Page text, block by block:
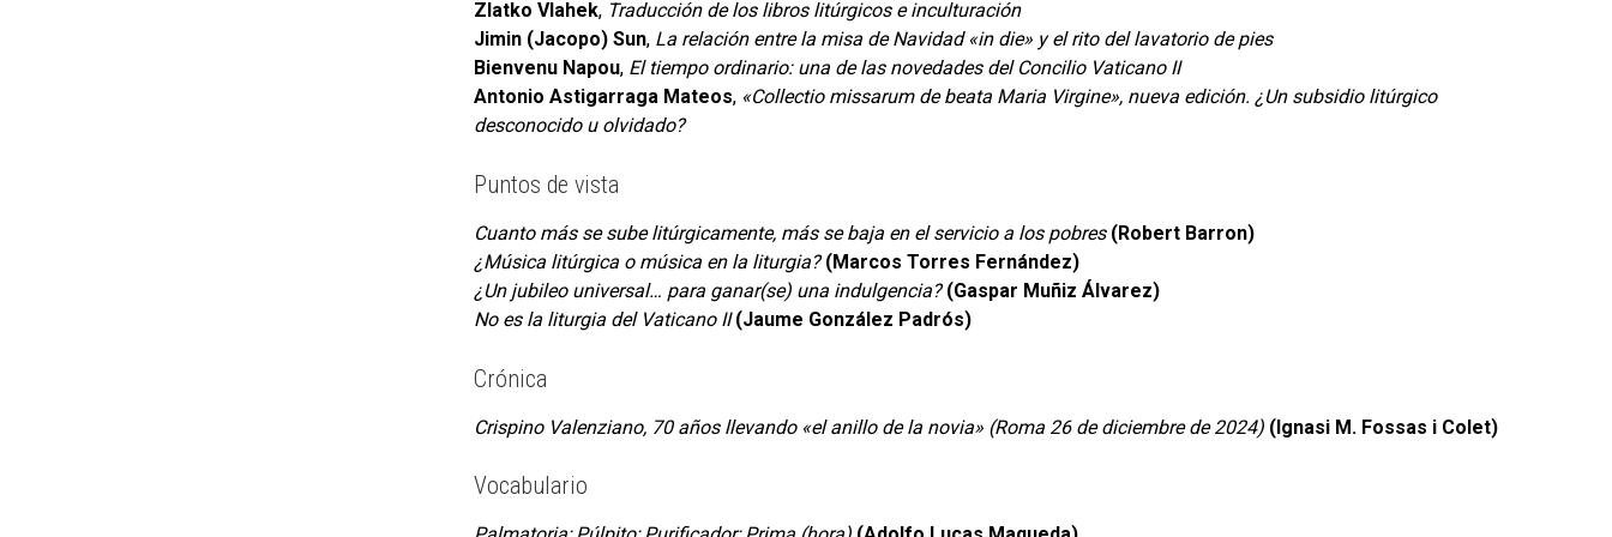
Zlatko Vlahek, Traducción de los libros litúrgicos e inculturación
Jimin (Jacopo) Sun, La relación entre la misa de Navidad «in die» y el rito del lavatorio de pies
Bienvenu Napou, El tiempo ordinario: una de las novedades del Concilio Vaticano II
Antonio Astigarraga Mateos, «Collectio missarum de beata Maria Virgine», nueva edición. ¿Un subsidio litúrgico
desconocido u olvidado?
Puntos de vista
Cuanto más se sube litúrgicamente, más se baja en el servicio a los pobres (Robert Barron)
¿Música litúrgica o música en la liturgia? (Marcos Torres Fernández)
¿Un jubileo universal… para ganar(se) una indulgencia?(Gaspar Muñiz Álvarez)
No es la liturgia del Vaticano II (Jaume González Padrós)
Crónica
Crispino Valenziano, 70 años llevando «el anillo de la novia» (Roma 26 de diciembre de 2024) (Ignasi M. Fossas i Colet)
Vocabulario